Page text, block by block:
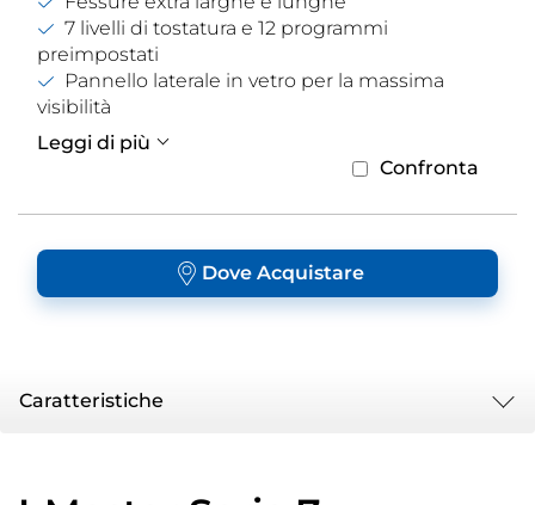
7 livelli di tostatura e 12 programmi
preimpostati
Pannello laterale in vetro per la massima
visibilità
Leggi di più
Confronta
Dove Acquistare
Caratteristiche